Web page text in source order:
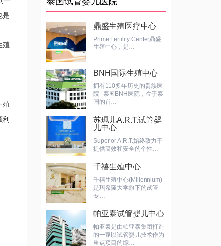
是
殖
殖
鼎盛生殖医疗中心
Prime Fertility Center鼎盛
生殖中心，是…
BNH国际生殖中心
拥有110多年历史的贵族医
院--泰国BNH医院，位于泰
国的首…
苏珮儿A.R.T.试管婴
儿中心
Superior A.R.T.始终致力于
提供高效和安全的个性…
千禧生殖中心
千禧生殖中心(Millennium)
是玛希隆大学旗下的试管
专…
帕亚泰试管婴儿中心
帕亚泰是由帕亚泰集团打造
的一家以试管婴儿技术作为
重点项目的综…